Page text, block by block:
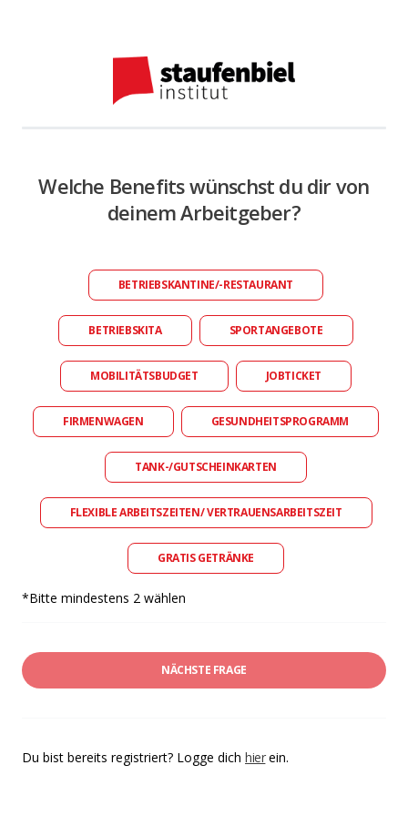
Welche Benefits wünschst du dir von
deinem Arbeitgeber?
BETRIEBSKANTINE/-RESTAURANT
BETRIEBSKITA SPORTANGEBOTE
MOBILITÄTSBUDGET JOBTICKET
FIRMENWAGEN GESUNDHEITSPROGRAMM
TANK-/GUTSCHEINKARTEN
FLEXIBLE ARBEITSZEITEN/ VERTRAUENSARBEITSZEIT
GRATIS GETRÄNKE
*Bitte mindestens 2 wählen
NÄCHSTE FRAGE
Du bist bereits registriert? Logge dich hierein.